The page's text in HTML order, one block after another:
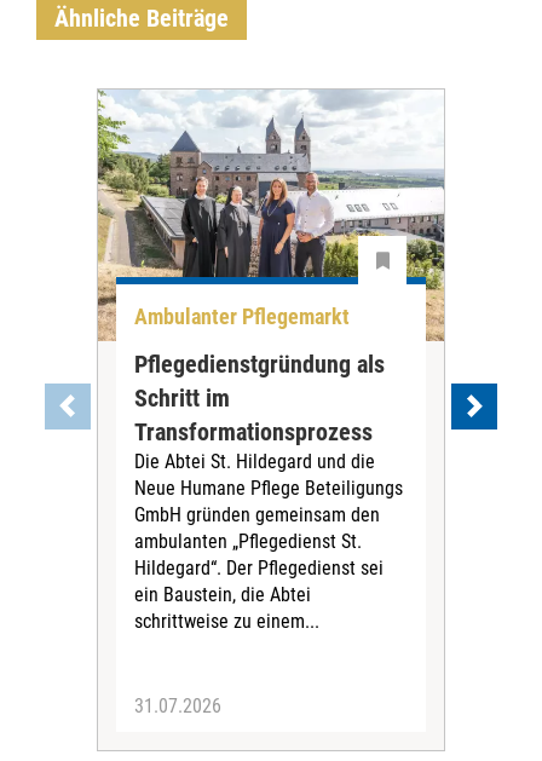
Ähnliche Beiträge
Ambulanter Pflegemarkt
Pflegedienstgründung als
Schritt im
Transformationsprozess
Die Abtei St. Hildegard und die
Neue Humane Pflege Beteiligungs
GmbH gründen gemeinsam den
ambulanten „Pflegedienst St.
Hildegard“. Der Pflegedienst sei
ein Baustein, die Abtei
schrittweise zu einem...
31.07.2026